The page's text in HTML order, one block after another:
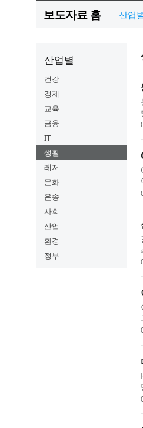
보도자료 홈 산업
산업별
건강
경제
교육
금융
IT
생활
레저
문화
운송
사회
산업
환경
정부